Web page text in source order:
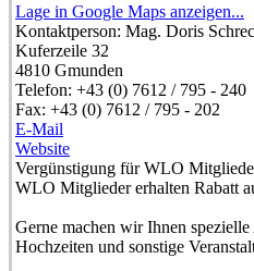
Lage in Google Maps anzeigen...
Kontaktperson: Mag. Doris
Kuferzeile 32
4810 Gmunden
Telefon: +43 (0) 7612 / 795 - 240
Fax: +43 (0) 7612 / 795 - 202
E-Mail
Website
Vergünstigung für WLO
WLO Mitglieder erhalten Rabatt
Gerne machen wir Ihnen
Hochzeiten und sonstige